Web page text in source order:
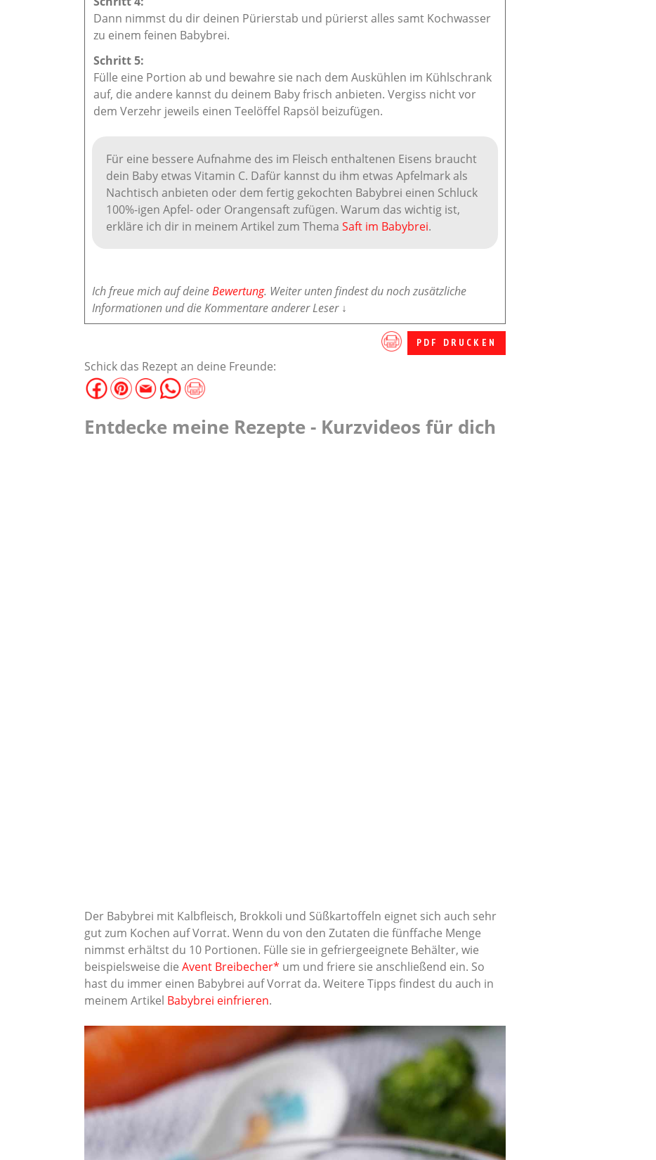
Dann nimmst du dir deinen Pürierstab und pürierst alles samt Kochwasser
zu einem feinen Babybrei.
Fülle eine Portion ab und bewahre sie nach dem Auskühlen im Kühlschrank
auf, die andere kannst du deinem Baby frisch anbieten. Vergiss nicht vor
dem Verzehr jeweils einen Teelöffel Rapsöl beizufügen.
Für eine bessere Aufnahme des im Fleisch enthaltenen Eisens braucht
dein Baby etwas Vitamin C. Dafür kannst du ihm etwas Apfelmark als
Nachtisch anbieten oder dem fertig gekochten Babybrei einen Schluck
100%-igen Apfel- oder Orangensaft zufügen. Warum das wichtig ist,
erkläre ich dir in meinem Artikel zum Thema Saft im Babybrei.
Ich freue mich auf deineBewertung. Weiter unten findest du noch zusätzliche
Informationen und die Kommentare anderer Leser ↓
PDF DRUCKEN
Schick das Rezept an deine Freunde:
Entdecke meine Rezepte - Kurzvideos für dich
Der Babybrei mit Kalbfleisch, Brokkoli und Süßkartoffeln eignet sich auch sehr
gut zum Kochen auf Vorrat. Wenn du von den Zutaten die fünffache Menge
nimmst erhältst du 10 Portionen. Fülle sie in gefriergeeignete Behälter, wie
beispielsweise die Avent Breibecher* um und friere sie anschließend ein. So
hast du immer einen Babybrei auf Vorrat da. Weitere Tipps findest du auch in
meinem Artikel Babybrei einfrieren.